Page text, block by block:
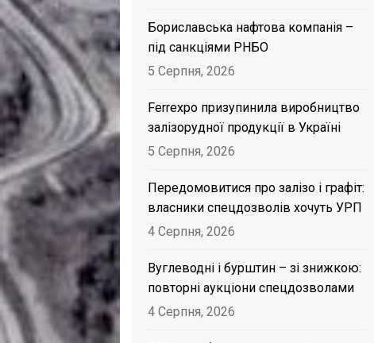
Бориславська нафтова компанія –
під санкціями РНБО
5 Серпня, 2026
Ferrexpo призупинила виробництво
залізорудної продукції в Україні
5 Серпня, 2026
Передомовитися про залізо і графіт:
власники спецдозволів хочуть УРП
4 Серпня, 2026
Вуглеводні і бурштин – зі знижкою:
повторні аукціони спецдозволами
4 Серпня, 2026